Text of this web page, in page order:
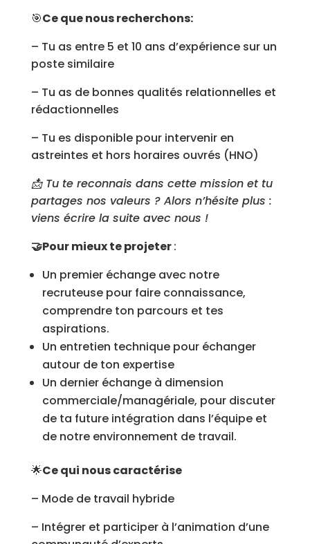
🎯Ce que nous recherchons:
– Tu as entre 5 et 10 ans d’expérience sur un
poste similaire
– Tu as de bonnes qualités relationnelles et
rédactionnelles
– Tu es disponible pour intervenir en
astreintes et hors horaires ouvrés (HNO)
📩 Tu te reconnais dans cette mission et tu
partages nos valeurs ? Alors n’hésite plus :
viens écrire la suite avec nous !
🤝Pour mieux te projeter:
Un premier échange avec notre
recruteuse pour faire connaissance,
comprendre ton parcours et tes
aspirations.
Un entretien technique pour échanger
autour de ton expertise
Un dernier échange à dimension
commerciale/managériale, pour discuter
de ta future intégration dans l’équipe et
de notre environnement de travail.
🌟Ce qui nous caractérise
– Mode de travail hybride
– Intégrer et participer à l’animation d’une